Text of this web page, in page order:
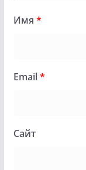
Имя *
Email*
Сайт